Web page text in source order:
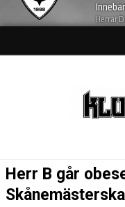
Herrar
TRUPPEN
Herr B går